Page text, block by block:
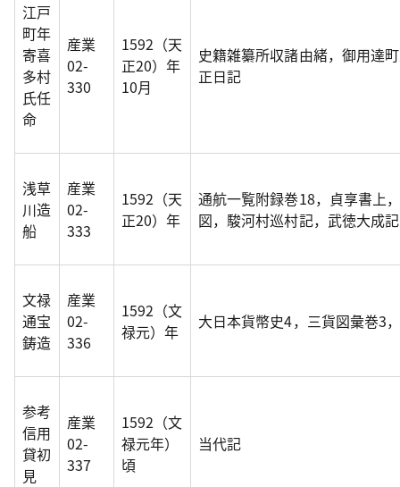
江戸
町年
寄喜
多村
氏任
命
産業
02-
330
1592（天
正20）年
10月
史籍雑纂所収諸由緒，御用達
正日記
浅草
川造
船
産業
02-
333
1592（天
正20）年
通航一覧附録巻18，貞享書上
図，駿河村巡村記，武徳大成記
文禄
通宝
鋳造
産業
02-
336
1592（文
禄元）年
大日本貨幣史4，三貨図彙巻3
参考
信用
貸初
見
産業
02-
337
1592（文
禄元年）
頃
当代記